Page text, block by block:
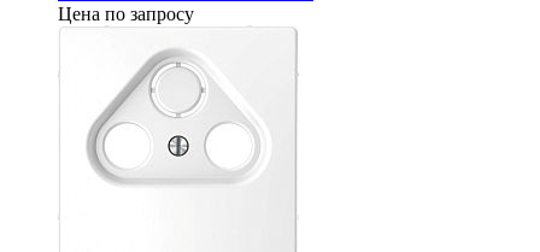
Цена по запросу